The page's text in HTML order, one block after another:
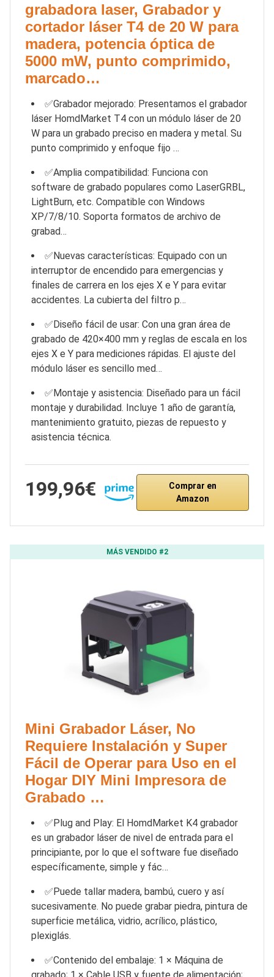
grabadora laser, Grabador y
cortador láser T4 de 20 W para
madera, potencia óptica de
5000 mW, punto comprimido,
marcado…
✅Grabador mejorado: Presentamos el grabador
láser HomdMarket T4 con un módulo láser de 20
W para un grabado preciso en madera y metal. Su
punto comprimido y enfoque fijo …
✅Amplia compatibilidad: Funciona con
software de grabado populares como LaserGRBL,
LightBurn, etc. Compatible con Windows
XP/7/8/10. Soporta formatos de archivo de
grabad…
✅Nuevas características: Equipado con un
interruptor de encendido para emergencias y
finales de carrera en los ejes X e Y para evitar
accidentes. La cubierta del filtro p…
✅Diseño fácil de usar: Con una gran área de
grabado de 420×400 mm y reglas de escala en los
ejes X e Y para mediciones rápidas. El ajuste del
módulo láser es sencillo med…
✅Montaje y asistencia: Diseñado para un fácil
montaje y durabilidad. Incluye 1 año de garantía,
mantenimiento gratuito, piezas de repuesto y
asistencia técnica.
199,96€
Comprar en
Amazon
MÁS VENDIDO #2
Mini Grabador Láser, No
Requiere Instalación y Super
Fácil de Operar para Uso en el
Hogar DIY Mini Impresora de
Grabado …
✅Plug and Play: El HomdMarket K4 grabador
es un grabador láser de nivel de entrada para el
principiante, por lo que el software fue diseñado
específicamente, simple y fác…
✅Puede tallar madera, bambú, cuero y así
sucesivamente. No puede grabar piedra, pintura de
superficie metálica, vidrio, acrílico, plástico,
plexiglás.
✅Contenido del embalaje: 1 × Máquina de
grabado; 1 × Cable USB y fuente de alimentación;